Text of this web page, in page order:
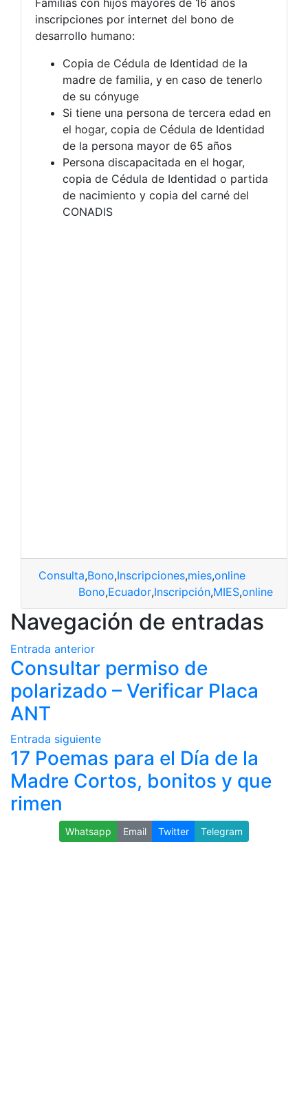
inscripciones por internet del bono de
desarrollo humano:
Copia de Cédula de Identidad de la
madre de familia, y en caso de tenerlo
de su cónyuge
Si tiene una persona de tercera edad en
el hogar, copia de Cédula de Identidad
de la persona mayor de 65 años
Persona discapacitada en el hogar,
copia de Cédula de Identidad o partida
de nacimiento y copia del carné del
CONADIS
Consulta,Bono,Inscripciones,mies,online
Bono,Ecuador,Inscripción,MIES,online
Navegación de entradas
Entrada anterior
Consultar permiso de
polarizado – Verificar Placa
ANT
Entrada siguiente
17 Poemas para el Día de la
Madre Cortos, bonitos y que
rimen
Whatsapp Email Twitter Telegram